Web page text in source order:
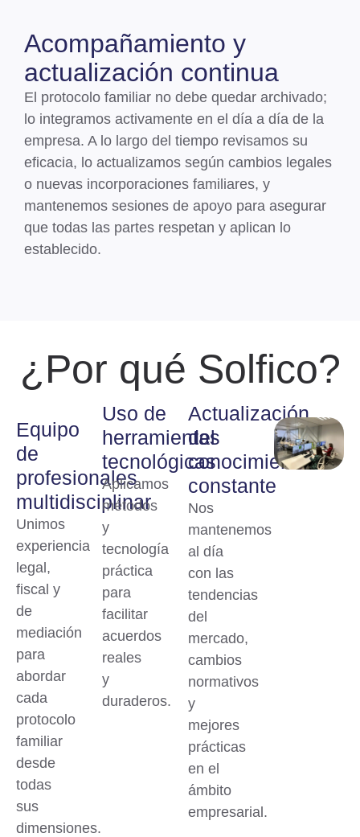
Acompañamiento y
actualización continua
El protocolo familiar no debe quedar archivado;
lo integramos activamente en el día a día de la
empresa. A lo largo del tiempo revisamos su
eficacia, lo actualizamos según cambios legales
o nuevas incorporaciones familiares, y
mantenemos sesiones de apoyo para asegurar
que todas las partes respetan y aplican lo
establecido.
¿Por qué Solfico?
Equipo
de
profesionales
multidisciplinar
Unimos
experiencia
legal,
fiscal y
de
mediación
para
abordar
cada
protocolo
familiar
desde
todas
sus
dimensiones.
Uso de
herramientas
tecnológicas
Aplicamos
métodos
y
tecnología
práctica
para
facilitar
acuerdos
reales
y
duraderos.
Actualización
del
conocimiento
constante
Nos
mantenemos
al día
con las
tendencias
del
mercado,
cambios
normativos
y
mejores
prácticas
en el
ámbito
empresarial.